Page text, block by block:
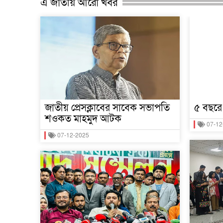
জাতীয় প্রেসক্লাবের সাবেক সভাপতি
শওকত মাহমুদ আটক
07-12-2025
৫
07-